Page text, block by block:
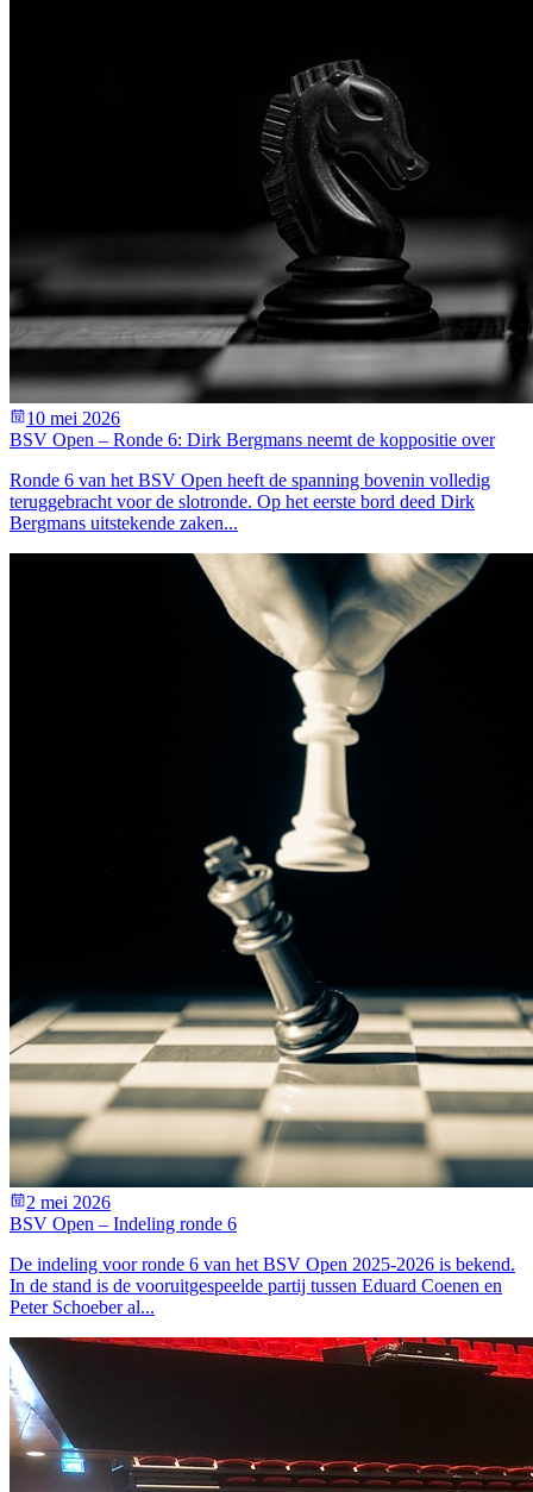
10 mei 2026
BSV Open – Ronde 6: Dirk Bergmans neemt de koppositie over
Ronde 6 van het BSV Open heeft de spanning bovenin volledig
teruggebracht voor de slotronde. Op het eerste bord deed Dirk
Bergmans uitstekende zaken...
2 mei 2026
BSV Open – Indeling ronde 6
De indeling voor ronde 6 van het BSV Open 2025-2026 is bekend.
In de stand is de vooruitgespeelde partij tussen Eduard Coenen en
Peter Schoeber al...